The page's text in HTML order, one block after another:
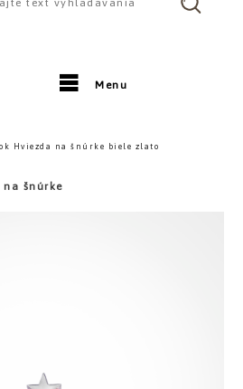
Menu
Hviezda na šnúrke biele zlato
šnúrke